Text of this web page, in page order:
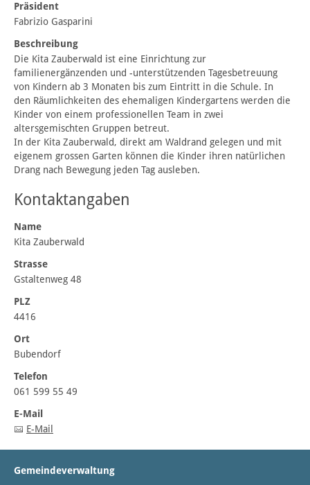
Präsident
Fabrizio Gasparini
Beschreibung
Die Kita Zauberwald ist eine Einrichtung zur
familienergänzenden und -unterstützenden Tagesbetreuung
von Kindern ab 3 Monaten bis zum Eintritt in die Schule. In
den Räumlichkeiten des ehemaligen Kindergartens werden die
Kinder von einem professionellen Team in zwei
altersgemischten Gruppen betreut.
In der Kita Zauberwald, direkt am Waldrand gelegen und mit
eigenem grossen Garten können die Kinder ihren natürlichen
Drang nach Bewegung jeden Tag ausleben.
Kontaktangaben
Name
Kita Zauberwald
Strasse
Gstaltenweg 48
PLZ
4416
Ort
Bubendorf
Telefon
061 599 55 49
E-Mail
E-Mail
Gemeindeverwaltung